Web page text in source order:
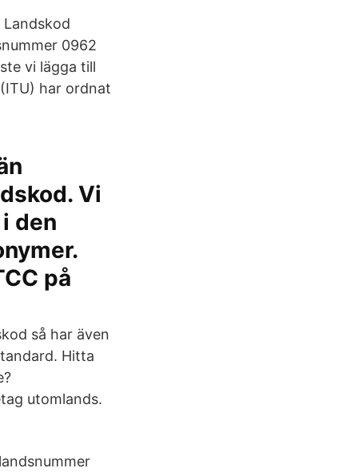
0962
vi lägga till
har ordnat
Vi
den
på
så har även
Hitta
utomlands.